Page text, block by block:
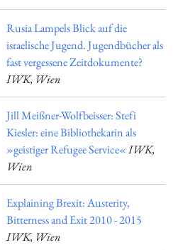
Rusia Lampels Blick auf die
israelische Jugend. Jugendbücher als
fast vergessene Zeitdokumente?
IWK, Wien
Jill Meißner-Wolfbeisser: Stefi
Kiesler: eine Bibliothekarin als
»geistiger Refugee Service«IWK,
Wien
Explaining Brexit: Austerity,
Bitterness and Exit 2010 - 2015
IWK, Wien